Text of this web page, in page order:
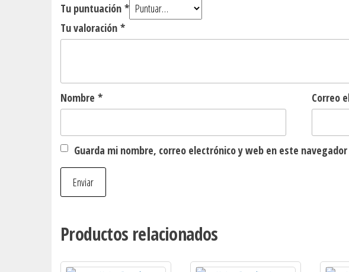
Tu puntuación *
Tu valoración *
Nombre * Correo
Guarda mi nombre, correo electrónico y web en este
Productos relacionados